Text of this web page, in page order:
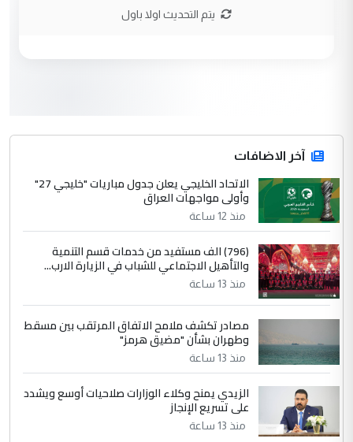
جنسية الرافد الثالث للعراق ومن اصول عريقة
ابا فرات ...
الموضوع :
الجواهري يرد على صدام حسين سل
مضجعيك يابن الزنا (نص كامل)
سردار
التعليق : واحد من عصابة علي ماما يسقط
جنسية الرافد الثالث للعراق ومن اصول عريقة
ابا فرات ...
الجواهري يرد على صدام حسين سل
مضجعيك يابن الزنا (نص كامل)
5
التعليق : تحياتي لك استاذ حامدتركان. كلام
دقيق ومسؤول؛ فالاستثمار الحقيقي للإنسان
يتم التحديث اولا باول
آخر الاضافات
الاتحاد الخليجي يعلن جدول مباريات "خليجي 27"
وأولى مواجهات العراق
منذ 12 ساعة
(796) الف مستفيد من خدمات قسم التنمية
والتأهيل الاجتماعي للشباب في الزيارة الارب...
منذ 13 ساعة
مصادر تكشف ملامح الاتفاق المرتقب بين مسقط
وطهران بشأن "مضيق هرمز"
منذ 13 ساعة
الزيدي يمنح وكلاء الوزارات صلاحيات أوسع ويشدد
على تسريع الإنجاز
منذ 13 ساعة